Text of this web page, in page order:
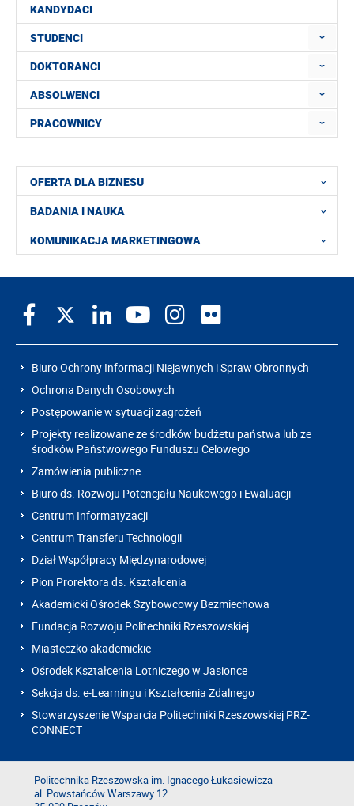
KANDYDACI
STUDENCI
DOKTORANCI
ABSOLWENCI
PRACOWNICY
OFERTA DLA BIZNESU
BADANIA I NAUKA
KOMUNIKACJA MARKETINGOWA
Biuro Ochrony Informacji Niejawnych i Spraw Obronnych
Ochrona Danych Osobowych
Postępowanie w sytuacji zagrożeń
Projekty realizowane ze środków budżetu państwa lub ze
środków Państwowego Funduszu Celowego
Zamówienia publiczne
Biuro ds. Rozwoju Potencjału Naukowego i Ewaluacji
Centrum Informatyzacji
Centrum Transferu Technologii
Dział Współpracy Międzynarodowej
Pion Prorektora ds. Kształcenia
Akademicki Ośrodek Szybowcowy Bezmiechowa
Fundacja Rozwoju Politechniki Rzeszowskiej
Miasteczko akademickie
Ośrodek Kształcenia Lotniczego w Jasionce
Sekcja ds. e-Learningu i Kształcenia Zdalnego
Stowarzyszenie Wsparcia Politechniki Rzeszowskiej PRZ-
CONNECT
Politechnika Rzeszowska im. Ignacego Łukasiewicza
al. Powstańców Warszawy 12